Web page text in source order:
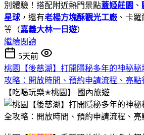
別體驗！搭配附近熱門景點蓋婭莊園 、
星球 ，還有老楊方塊酥觀光工廠 、卡
等（嘉義大林一日遊）
繼續閱讀
5天前
桃園【後慈湖】打開隱秘多年的神秘
攻略：開放時間、預約申請流程、亮點
【吃喝玩樂✭桃園】
國內旅遊